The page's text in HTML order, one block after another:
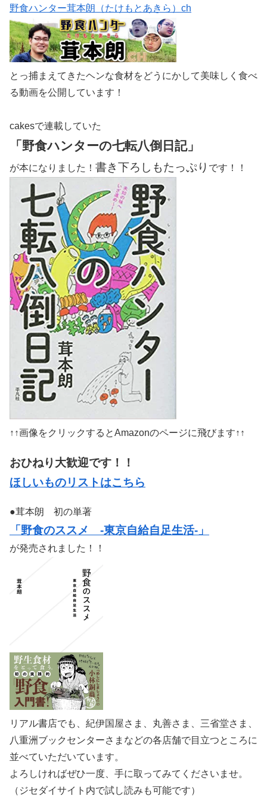
野食ハンター茸本朗（たけもとあきら）ch
とっ捕まえてきたヘンな食材をどうにかして美味しく食べ
る動画を公開しています！
cakesで連載していた
「野食ハンターの七転八倒日記」
が本になりました！ 書き下ろしもたっぷり です！！
↑↑画像をクリックするとAmazonのページに飛びます↑↑
おひねり大歓迎です！！
ほしいものリストはこちら
●茸本朗 初の単著
「野食のススメ -東京自給自足生活-」
が発売されました！！
リアル書店でも、紀伊国屋さま、丸善さま、三省堂さま、
八重洲ブックセンターさまなどの各店舗で目立つところに
並べていただいています。
よろしければぜひ一度、手に取ってみてくださいませ。
（ジセダイサイト内で試し読みも可能です）